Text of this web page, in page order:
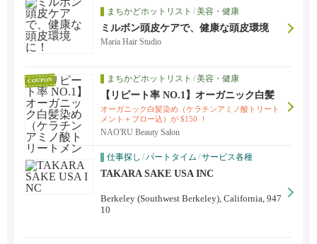
まちかどホットリスト /美容・健康
ミルボン頭皮ケアで、健康な頭皮環境
に！
Maria Hair Studio
まちかどホットリスト /美容・健康
【リピート率 NO.1】オーガニック白髪
染め（ケラチンアミノ酸トリートメント
＋ブロー込）が $150 ！
オーガニック白髪染め（ケラチンアミノ酸トリート
メント＋ブロー込）が $150 ！
NAO'RU Beauty Salon
COUPON
仕事探し /パートタイム /サービス各種
TAKARA SAKE USA INC
Berkeley (Southwest Berkeley), California, 947
10